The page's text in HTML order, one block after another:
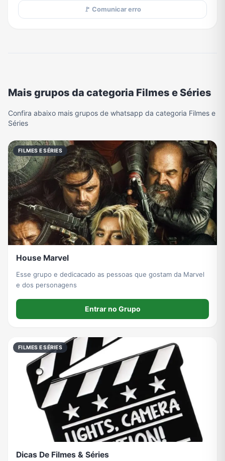
🚩 Comunicar erro
Mais grupos da categoria Filmes e Séries
Confira abaixo mais grupos de whatsapp da categoria Filmes e
Séries
FILMES E SÉRIES
House Marvel
Esse grupo e dedicacado as pessoas que gostam da Marvel
e dos personagens
Entrar no Grupo
FILMES E SÉRIES
Dicas De Filmes & Séries